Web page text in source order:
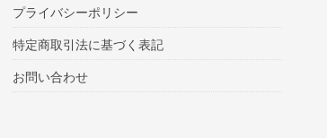
プライバシーポリシー
特定商取引法に基づく表記
お問い合わせ